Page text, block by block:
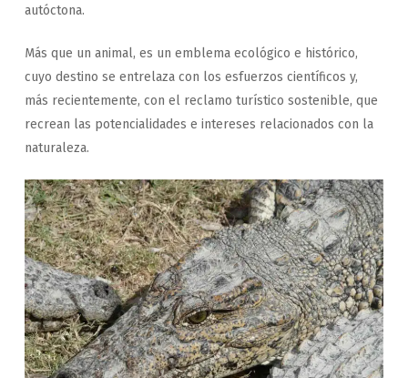
autóctona.
Más que un animal, es un emblema ecológico e histórico,
cuyo destino se entrelaza con los esfuerzos científicos y,
más recientemente, con el reclamo turístico sostenible, que
recrean las potencialidades e intereses relacionados con la
naturaleza.